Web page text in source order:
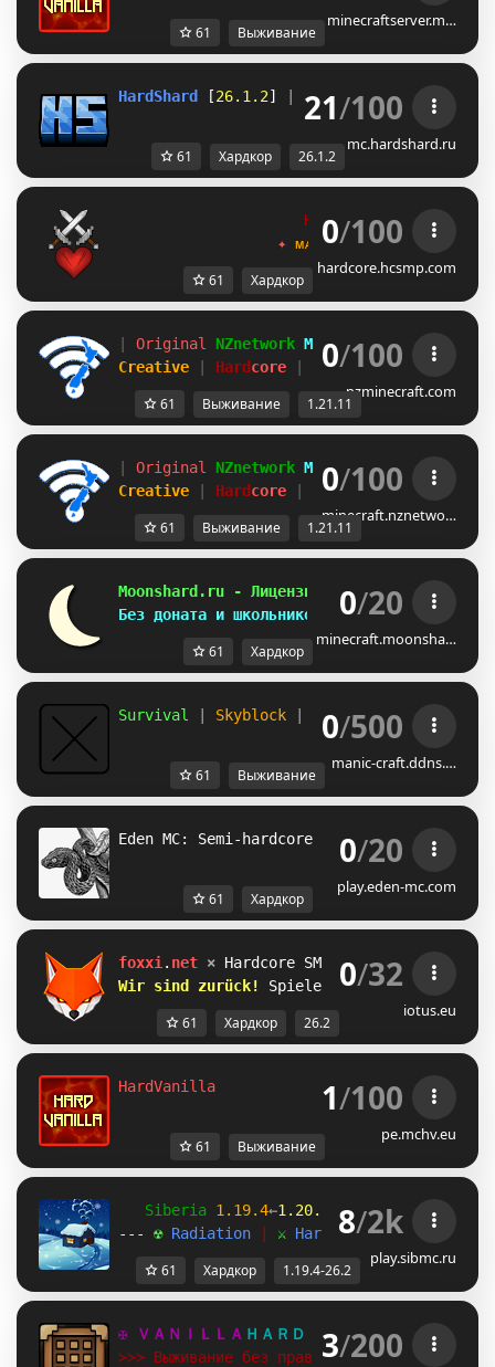
minecraftserver.m…
61 Выживание
HardShard [26.1.2] | https://hardshard.ru
21/100
mc.hardshard.ru
61 Хардкор 26.1.2
H rd cor eS MP
✦ ᴍᴀᴘ 6 [ᴀᴜɢ 29ᴛʜ]
0/100
hardcore.hcsmp.com
61 Хардкор
Original NZnetwork Minecraft | 2
Creative
Hardcore Survival 1.21.11
0/100
nzminecraft.com
61 Выживание 1.21.11
Original NZnetwork Minecraft | 2
Creative
Hardcore Survival 1.21.11
0/100
minecraft.nznetwo…
61 Выживание 1.21.11
Moonshard.ru - Лицензионный сервер для
Без доната и школьников.
0/20
minecraft.moonsha…
61 Хардкор
Survival Skyblock Hardcore | Plots
0/500
manic-craft.ddns.…
61 Выживание
Eden MC: Semi-hardcore SMP0/20
play.eden-mc.com
61 Хардкор
foxxi . net × Hardcore SMP [26.2]
Wir sind zurück! Spiele mit uns Hardcore
0/32
iotus.eu
61 Хардкор 26.2
HardVanilla 1/100
pe.mchv.eu
61 Выживание
Siberia 1.19.4←1.20.1 26.2 [ Trails
--- ☢ Radiation ⚔ Hardcore | ☠ Assaults
8/2k
play.sibmc.ru
61 Хардкор 1.19.4-26.2
✠ ＶＡＮＩＬＬＡ ＨＡＲＤ ✠ t.me/
≻≻≻ Выживание без правил!
3/200